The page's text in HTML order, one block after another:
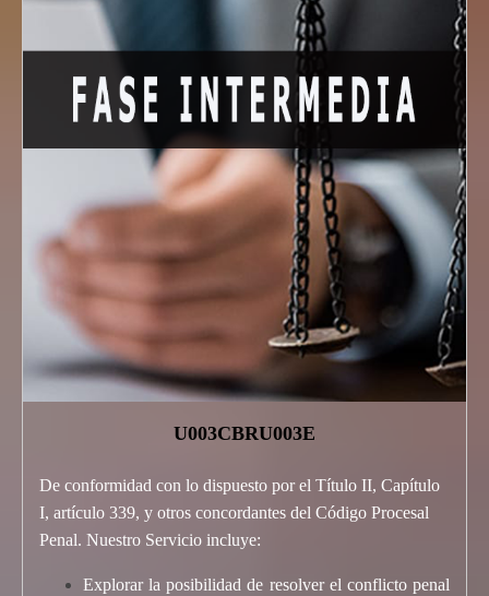
U003CBRU003E
De conformidad con lo dispuesto por el Título II, Capítulo
I, artículo 339, y otros concordantes del Código Procesal
Penal. Nuestro Servicio incluye:
Explorar la posibilidad de resolver el conflicto penal